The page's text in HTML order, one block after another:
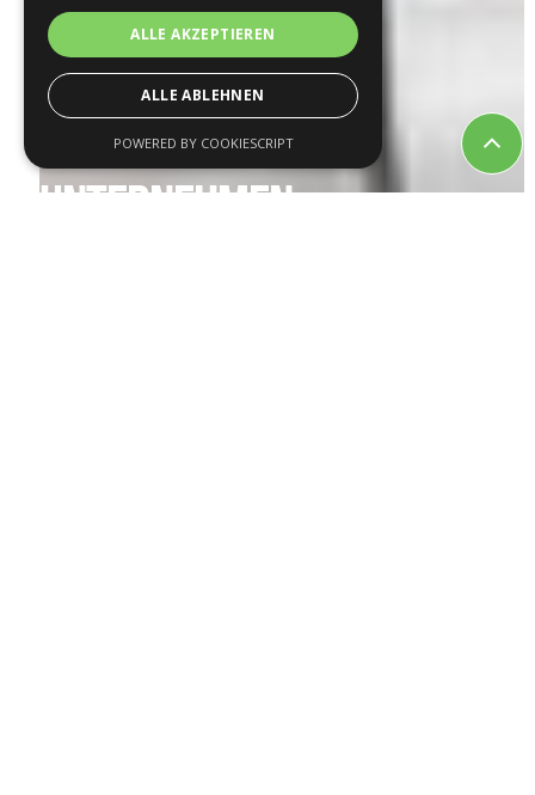
UNTERNEHMEN
ALLE AKZEPTIEREN
ALLE ABLEHNEN
POWERED BY COOKIESCRIPT